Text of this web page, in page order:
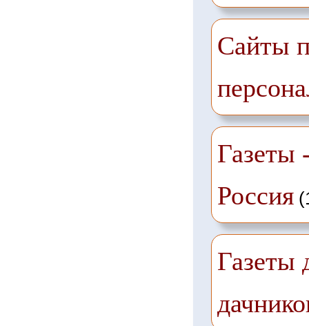
Сайты
Газеты
Россия
Газеты